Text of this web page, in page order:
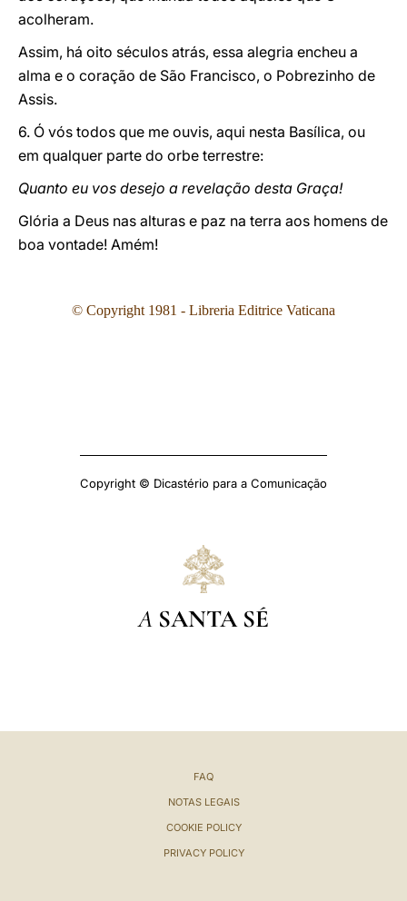
acolheram.
Assim, há oito séculos atrás, essa alegria encheu a
alma e o coração de São Francisco, o Pobrezinho de
Assis.
6. Ó vós todos que me ouvis, aqui nesta Basílica, ou
em qualquer parte do orbe terrestre:
Quanto eu vos desejo a revelação desta Graça!
Glória a Deus nas alturas e paz na terra aos homens de
boa vontade! Amém!
© Copyright 1981 - Libreria Editrice Vaticana
Copyright © Dicastério para a Comunicação
A SANTA SÉ
FAQ
NOTAS LEGAIS
COOKIE POLICY
PRIVACY POLICY